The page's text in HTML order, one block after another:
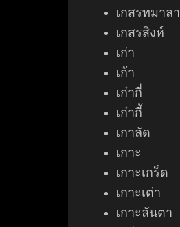
เกสรทมาลา
เกสรสิงห์
เก่า
เก้า
เก๋ากี่
เก๋ากี้
เกาลัด
เกาะ
เกาะเกร็ด
เกาะเต่า
เกาะลันตา